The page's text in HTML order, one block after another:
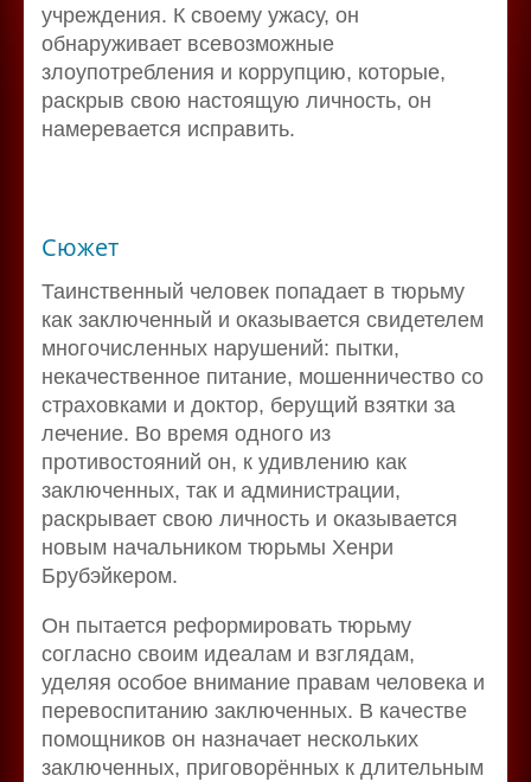
учреждения. К своему ужасу, он
обнаруживает всевозможные
злоупотребления и коррупцию, которые,
раскрыв свою настоящую личность, он
намеревается исправить.
Сюжет
Таинственный человек попадает в тюрьму
как заключенный и оказывается свидетелем
многочисленных нарушений: пытки,
некачественное питание, мошенничество со
страховками и доктор, берущий взятки за
лечение. Во время одного из
противостояний он, к удивлению как
заключенных, так и администрации,
раскрывает свою личность и оказывается
новым начальником тюрьмы Хенри
Брубэйкером.
Он пытается реформировать тюрьму
согласно своим идеалам и взглядам,
уделяя особое внимание правам человека и
перевоспитанию заключенных. В качестве
помощников он назначает нескольких
заключенных, приговорённых к длительным